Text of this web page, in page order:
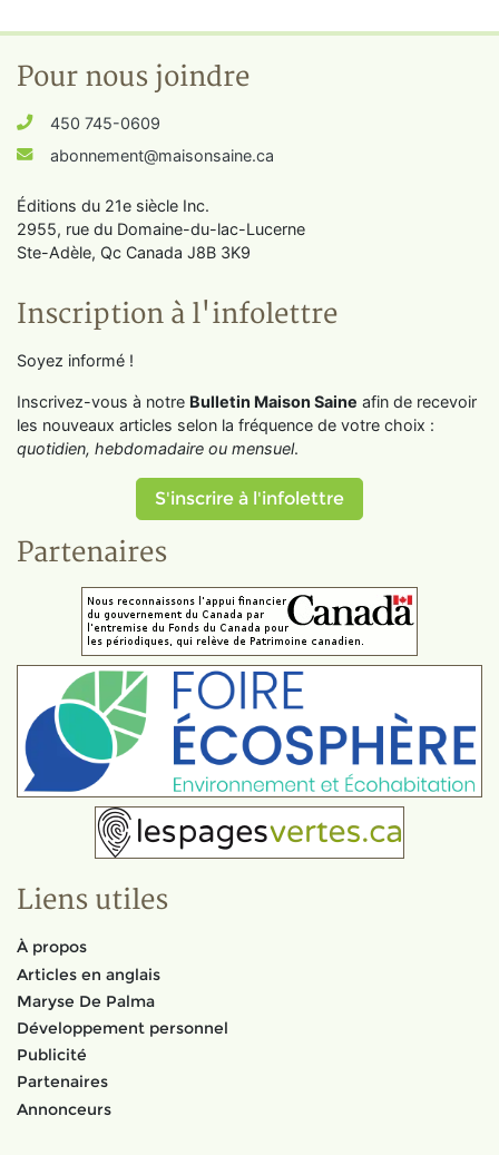
Pour nous joindre
450 745-0609
abonnement@maisonsaine.ca
Éditions du 21e siècle Inc.
2955, rue du Domaine-du-lac-Lucerne
Ste-Adèle, Qc Canada J8B 3K9
Inscription à l'infolettre
Soyez informé !
Inscrivez-vous à notre Bulletin Maison Saine afin de recevoir
les nouveaux articles selon la fréquence de votre choix :
quotidien, hebdomadaire ou mensuel.
S'inscrire à l'infolettre
Partenaires
Liens utiles
À propos
Articles en anglais
Maryse De Palma
Développement personnel
Publicité
Partenaires
Annonceurs